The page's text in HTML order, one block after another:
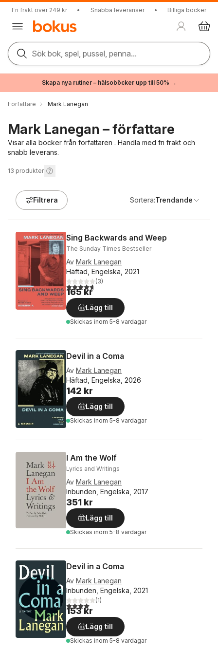
Fri frakt över 249 kr • Snabba leveranser • Billiga böcker
Sök bok, spel, pussel, penna...
Skapa nya rutiner – hälsoböcker upp till 50% →
Författare Mark Lanegan
Mark Lanegan – författare
Visar alla böcker från författaren . Handla med fri frakt och
snabb leverans.
13 produkter
Filtrera Sortera:Trendande
Sing Backwards and Weep
The Sunday Times Bestseller
Av Mark Lanegan
Häftad, Engelska, 2021
4,7utav 5 stjärnor. Totalt antal röster:
(3)
165 kr
Lägg till
Skickas inom 5-8 vardagar
Devil in a Coma
Av Mark Lanegan
Häftad, Engelska, 2026
142 kr
Lägg till
Skickas inom 5-8 vardagar
I Am the Wolf
Lyrics and Writings
Av Mark Lanegan
Inbunden, Engelska, 2017
351 kr
Lägg till
Skickas inom 5-8 vardagar
Devil in a Coma
Av Mark Lanegan
Inbunden, Engelska, 2021
4,0utav 5 stjärnor. Totalt antal röster:
(1)
153 kr
Lägg till
Skickas inom 5-8 vardagar